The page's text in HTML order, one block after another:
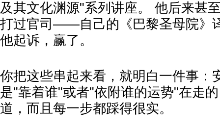
及其文化渊源"系列讲座。 他后来甚
打过官司——自己的《巴黎圣母院》
他起诉，赢了。
你把这些串起来看，就明白一件事：
是"靠着谁"或者"依附谁的运势"在走
道，而且每一步都踩得很实。